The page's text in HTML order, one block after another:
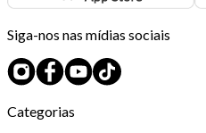
Siga-nos nas mídias sociais
Categorias